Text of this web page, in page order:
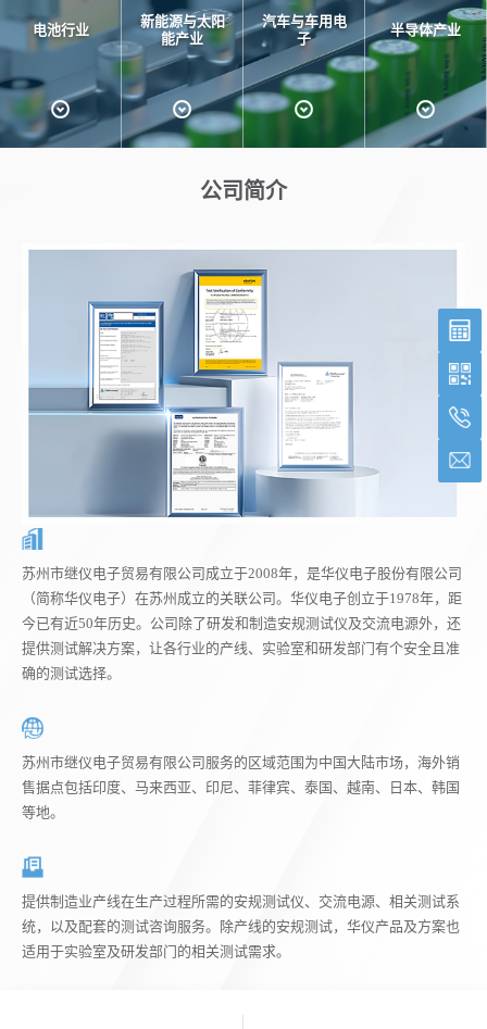
电池行业
新能源与太阳
能产业
汽车与车用电
子
半导体产业
公司简介
苏州市继仪电子贸易有限公司成立于2008年，是华仪电子股份有限公司
（简称华仪电子）在苏州成立的关联公司。华仪电子创立于1978年，距
今已有近50年历史。公司除了研发和制造安规测试仪及交流电源外，还
提供测试解决方案，让各行业的产线、实验室和研发部门有个安全且准
确的测试选择。
苏州市继仪电子贸易有限公司服务的区域范围为中国大陆市场，海外销
售据点包括印度、马来西亚、印尼、菲律宾、泰国、越南、日本、韩国
等地。
提供制造业产线在生产过程所需的安规测试仪、交流电源、相关测试系
统，以及配套的测试咨询服务。除产线的安规测试，华仪产品及方案也
适用于实验室及研发部门的相关测试需求。